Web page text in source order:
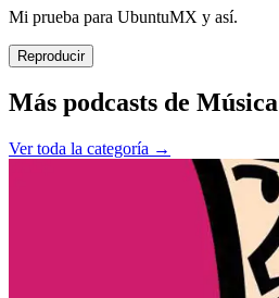
Mi prueba para UbuntuMX y así.
Reproducir
Más podcasts de Música
Ver toda la categoría →